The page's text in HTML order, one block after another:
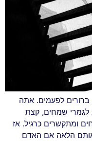
ברורים לפעמים. אתה
לגמרי שמחים, קצת
ומתקשרים כרגיל. אז
הלאה אם האדם